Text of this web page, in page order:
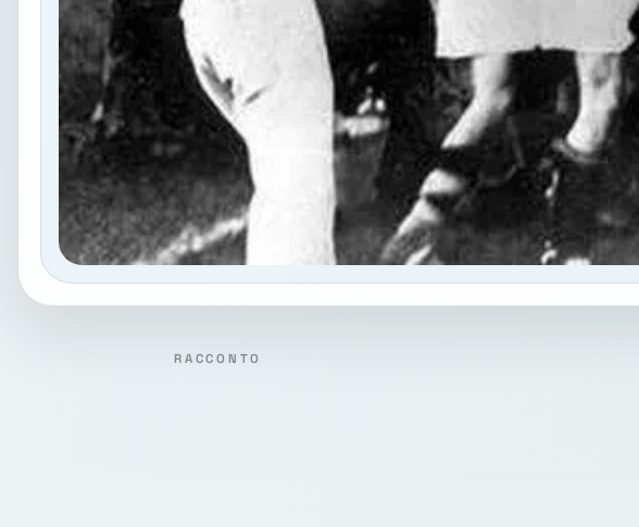
RACCONTO